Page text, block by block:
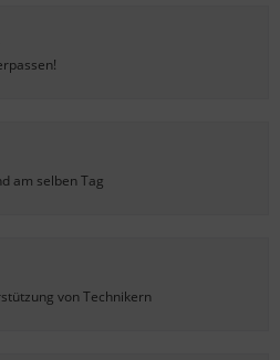
am selben Tag
von Technikern